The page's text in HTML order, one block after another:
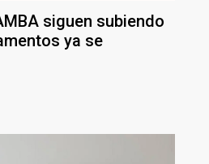
siguen subiendo
ya se